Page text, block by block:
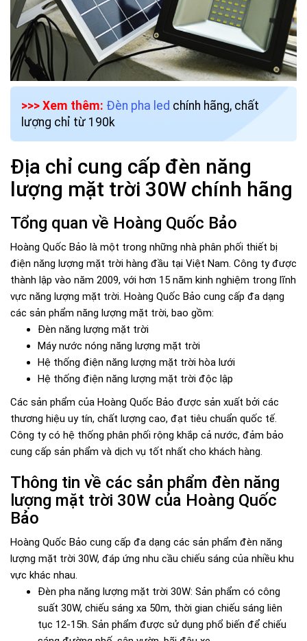
>>> Xem thêm: Đèn pha led chính hãng, chất
lượng chỉ từ 190k
Địa chỉ cung cấp đèn năng
lượng mặt trời 30W chính hãng
Tổng quan về Hoàng Quốc Bảo
Hoàng Quốc Bảo là một trong những nhà phân phối thiết bị
điện năng lượng mặt trời hàng đầu tại Việt Nam. Công ty được
thành lập vào năm 2009, với hơn 15 năm kinh nghiệm trong lĩnh
vực năng lượng mặt trời. Hoàng Quốc Bảo cung cấp đa dạng
các sản phẩm năng lượng mặt trời, bao gồm:
Đèn năng lượng mặt trời
Máy nước nóng năng lượng mặt trời
Hệ thống điện năng lượng mặt trời hòa lưới
Hệ thống điện năng lượng mặt trời độc lập
Các sản phẩm của Hoàng Quốc Bảo được sản xuất bởi các
thương hiệu uy tín, chất lượng cao, đạt tiêu chuẩn quốc tế.
Công ty có hệ thống phân phối rộng khắp cả nước, đảm bảo
cung cấp sản phẩm và dịch vụ tốt nhất cho khách hàng.
Thông tin về các sản phẩm đèn năng
lượng mặt trời 30W của Hoàng Quốc
Bảo
Hoàng Quốc Bảo cung cấp đa dạng các sản phẩm đèn năng
lượng mặt trời 30W, đáp ứng nhu cầu chiếu sáng của nhiều khu
vực khác nhau.
Đèn pha năng lượng mặt trời 30W: Sản phẩm có công
suất 30W, chiếu sáng xa 50m, thời gian chiếu sáng liên
tục 12-15h. Sản phẩm được sử dụng phổ biến để chiếu